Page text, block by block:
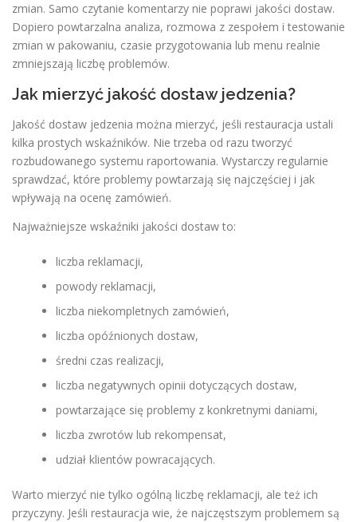
zmian. Samo czytanie komentarzy nie poprawi jakości dostaw.
Dopiero powtarzalna analiza, rozmowa z zespołem i testowanie
zmian w pakowaniu, czasie przygotowania lub menu realnie
zmniejszają liczbę problemów.
Jak mierzyć jakość dostaw jedzenia?
Jakość dostaw jedzenia można mierzyć, jeśli restauracja ustali
kilka prostych wskaźników. Nie trzeba od razu tworzyć
rozbudowanego systemu raportowania. Wystarczy regularnie
sprawdzać, które problemy powtarzają się najczęściej i jak
wpływają na ocenę zamówień.
Najważniejsze wskaźniki jakości dostaw to:
liczba reklamacji,
powody reklamacji,
liczba niekompletnych zamówień,
liczba opóźnionych dostaw,
średni czas realizacji,
liczba negatywnych opinii dotyczących dostaw,
powtarzające się problemy z konkretnymi daniami,
liczba zwrotów lub rekompensat,
udział klientów powracających.
Warto mierzyć nie tylko ogólną liczbę reklamacji, ale też ich
przyczyny. Jeśli restauracja wie, że najczęstszym problemem są